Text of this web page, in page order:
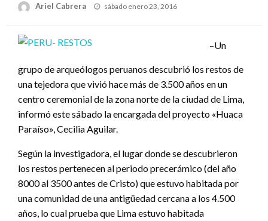
Ariel Cabrera
Publicado
sábado enero 23, 2016
–Un
grupo de arqueólogos peruanos descubrió los restos de
una tejedora que vivió hace más de 3.500 años en un
centro ceremonial de la zona norte de la ciudad de Lima,
informó este sábado la encargada del proyecto «Huaca
Paraíso», Cecilia Aguilar.
Según la investigadora, el lugar donde se descubrieron
los restos pertenecen al periodo precerámico (del año
8000 al 3500 antes de Cristo) que estuvo habitada por
una comunidad de una antigüedad cercana a los 4.500
años, lo cual prueba que Lima estuvo habitada